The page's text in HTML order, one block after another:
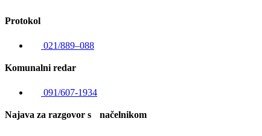
Protokol
021/889–088
Komunalni redar
091/607-1934
Najava za razgovor s načelnikom